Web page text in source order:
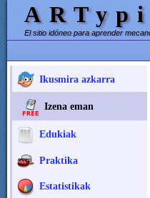
El sitio idóneo para aprender
Ikusmira azkarra
Izena eman
Edukiak
Praktika
Estatistikak